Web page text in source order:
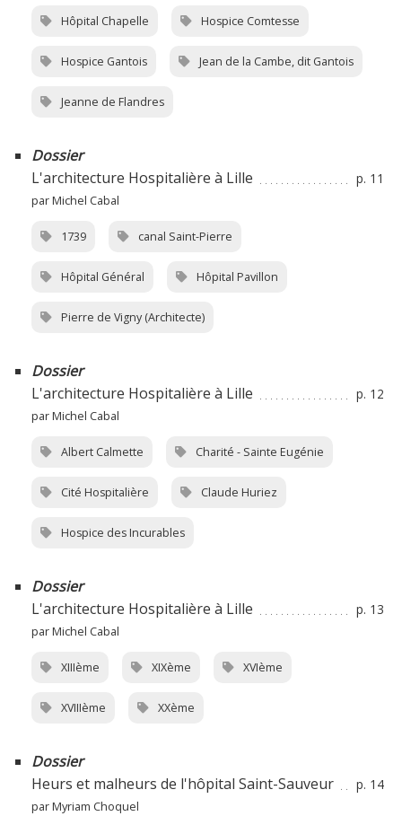
Hôpital Chapelle Hospice Comtesse
Hospice Gantois Jean de la Cambe, dit Gantois
Jeanne de Flandres
Dossier
L'architecture Hospitalière à Lille
p. 11
par Michel Cabal
1739 canal Saint-Pierre
Hôpital Général Hôpital Pavillon
Pierre de Vigny (Architecte)
Dossier
L'architecture Hospitalière à Lille
p. 12
par Michel Cabal
Albert Calmette Charité - Sainte Eugénie
Cité Hospitalière Claude Huriez
Hospice des Incurables
Dossier
L'architecture Hospitalière à Lille
p. 13
par Michel Cabal
XIIIème XIXème XVIème
XVIIIème XXème
Dossier
Heurs et malheurs de l'hôpital Saint-Sauveur
p. 14
par Myriam Choquel